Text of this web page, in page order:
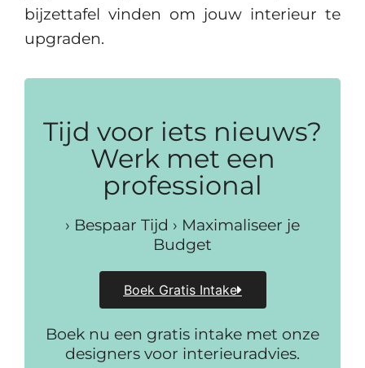
bijzettafel vinden om jouw interieur te
upgraden.
Tijd voor iets nieuws?
Werk met een
professional
› Bespaar Tijd › Maximaliseer je
Budget
Boek Gratis Intake
Boek nu een gratis intake met onze
designers voor interieuradvies.